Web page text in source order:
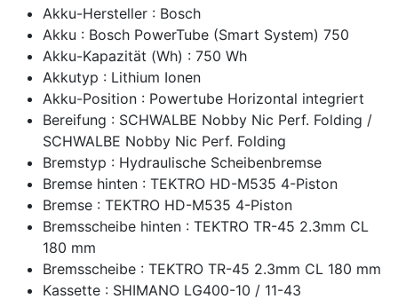
Akku-Hersteller : Bosch
Akku : Bosch PowerTube (Smart System) 750
Akku-Kapazität (Wh) : 750 Wh
Akkutyp : Lithium Ionen
Akku-Position : Powertube Horizontal integriert
Bereifung : SCHWALBE Nobby Nic Perf. Folding /
SCHWALBE Nobby Nic Perf. Folding
Bremstyp : Hydraulische Scheibenbremse
Bremse hinten : TEKTRO HD-M535 4-Piston
Bremse : TEKTRO HD-M535 4-Piston
Bremsscheibe hinten : TEKTRO TR-45 2.3mm CL
180 mm
Bremsscheibe : TEKTRO TR-45 2.3mm CL 180 mm
Kassette : SHIMANO LG400-10 / 11-43